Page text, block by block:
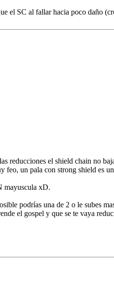
el SC al fallar hacia poco daño
reducciones el shield chain no
feo, un pala con strong shield es
mayuscula xD.
podrías una de 2 o le subes
el gospel y que se te vaya